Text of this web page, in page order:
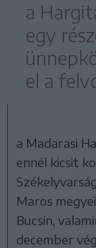
a
egy
el a
a Madarasi
ennél kicsit
Maros
Bucsin,
december